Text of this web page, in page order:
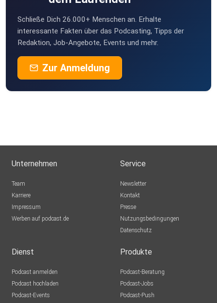
Schließe Dich 26.000+ Menschen an. Erhalte
interessante Fakten über das Podcasting, Tipps der
Redaktion, Job-Angebote, Events und mehr.
Zur Anmeldung
Unternehmen
Team
Karriere
Impressum
Werben auf podcast.de
Service
Newsletter
Kontakt
Presse
Nutzungsbedingungen
Datenschutz
Dienst
Podcast anmelden
Podcast hochladen
Podcast-Events
Produkte
Podcast-Beratung
Podcast-Jobs
Podcast-Push